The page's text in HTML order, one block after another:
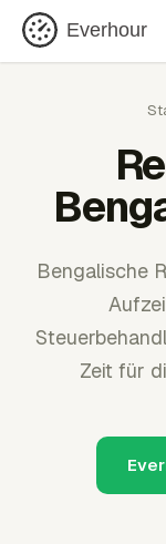
Everhour
Bengalische
Zeit für